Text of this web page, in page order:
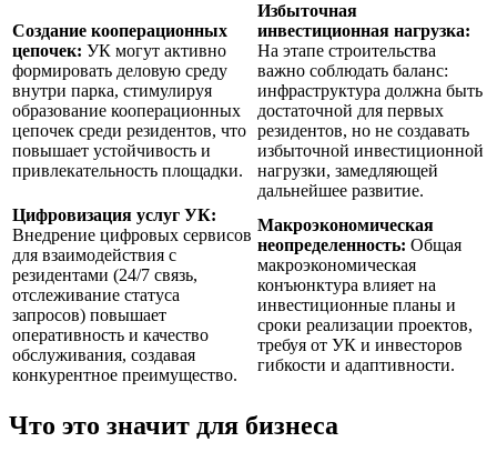
Создание кооперационных
цепочек: УК могут активно
формировать деловую среду
внутри парка, стимулируя
образование кооперационных
цепочек среди резидентов, что
повышает устойчивость и
привлекательность площадки.
Избыточная
инвестиционная нагрузка:
На этапе строительства
важно соблюдать баланс:
инфраструктура должна быть
достаточной для первых
резидентов, но не создавать
избыточной инвестиционной
нагрузки, замедляющей
дальнейшее развитие.
Цифровизация услуг УК:
Внедрение цифровых сервисов
для взаимодействия с
резидентами (24/7 связь,
отслеживание статуса
запросов) повышает
оперативность и качество
обслуживания, создавая
конкурентное преимущество.
Макроэкономическая
неопределенность: Общая
макроэкономическая
конъюнктура влияет на
инвестиционные планы и
сроки реализации проектов,
требуя от УК и инвесторов
гибкости и адаптивности.
Что это значит для бизнеса